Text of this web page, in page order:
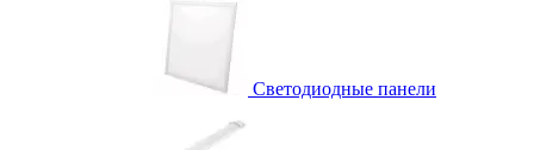
Светодиодные панели